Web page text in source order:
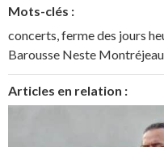
Mots-clés :
concerts ferme des jours
Barousse Neste
Articles en relation :